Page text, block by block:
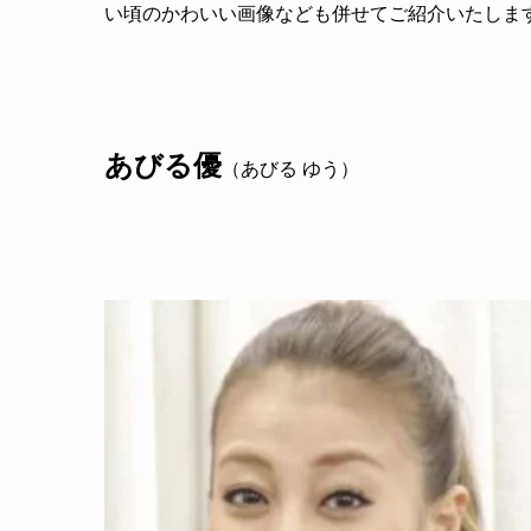
い頃のかわいい画像なども併せてご紹介いたしま
あびる優 （あびる ゆう）